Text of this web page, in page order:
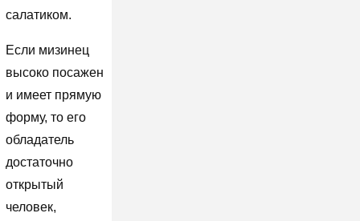
салатиком.
Если мизинец
высоко посажен
и имеет прямую
форму, то его
обладатель
достаточно
открытый
человек,